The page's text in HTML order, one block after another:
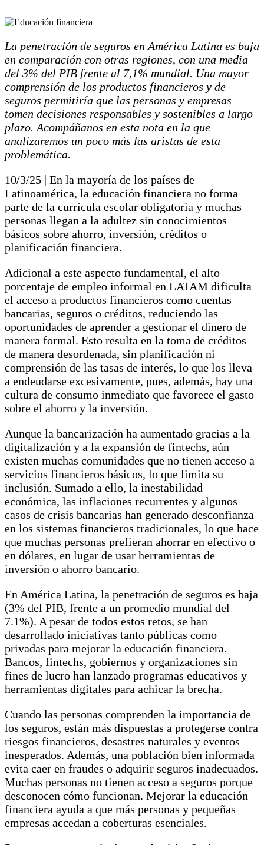
La penetración de seguros en América Latina es baja
en comparación con otras regiones, con una media
del 3% del PIB frente al 7,1% mundial. Una mayor
comprensión de los productos financieros y de
seguros permitiría que las personas y empresas
tomen decisiones responsables y sostenibles a largo
plazo. Acompáñanos en esta nota en la que
analizaremos un poco más las aristas de esta
problemática.
10/3/25 | En la mayoría de los países de
Latinoamérica, la educación financiera no forma
parte de la currícula escolar obligatoria y muchas
personas llegan a la adultez sin conocimientos
básicos sobre ahorro, inversión, créditos o
planificación financiera.
Adicional a este aspecto fundamental, el alto
porcentaje de empleo informal en LATAM dificulta
el acceso a productos financieros como cuentas
bancarias, seguros o créditos, reduciendo las
oportunidades de aprender a gestionar el dinero de
manera formal. Esto resulta en la toma de créditos
de manera desordenada, sin planificación ni
comprensión de las tasas de interés, lo que los lleva
a endeudarse excesivamente, pues, además, hay una
cultura de consumo inmediato que favorece el gasto
sobre el ahorro y la inversión.
Aunque la bancarización ha aumentado gracias a la
digitalización y a la expansión de fintechs, aún
existen muchas comunidades que no tienen acceso a
servicios financieros básicos, lo que limita su
inclusión. Sumado a ello, la inestabilidad
económica, las inflaciones recurrentes y algunos
casos de crisis bancarias han generado desconfianza
en los sistemas financieros tradicionales, lo que hace
que muchas personas prefieran ahorrar en efectivo o
en dólares, en lugar de usar herramientas de
inversión o ahorro bancario.
En América Latina, la penetración de seguros es baja
(3% del PIB, frente a un promedio mundial del
7.1%). A pesar de todos estos retos, se han
desarrollado iniciativas tanto públicas como
privadas para mejorar la educación financiera.
Bancos, fintechs, gobiernos y organizaciones sin
fines de lucro han lanzado programas educativos y
herramientas digitales para achicar la brecha.
Cuando las personas comprenden la importancia de
los seguros, están más dispuestas a protegerse contra
riesgos financieros, desastres naturales y eventos
inesperados. Además, una población bien informada
evita caer en fraudes o adquirir seguros inadecuados.
Muchas personas no tienen acceso a seguros porque
desconocen cómo funcionan. Mejorar la educación
financiera ayuda a que más personas y pequeñas
empresas accedan a coberturas esenciales.